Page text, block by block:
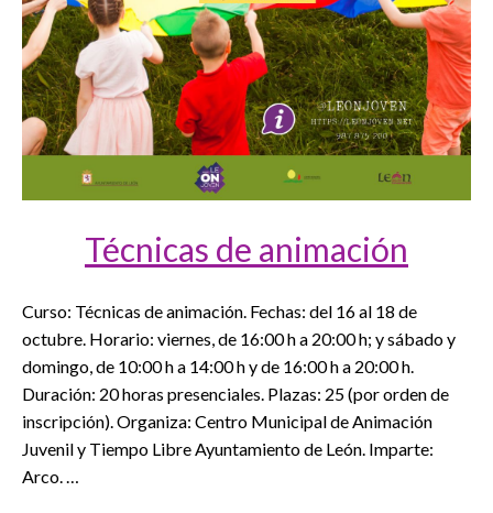
Técnicas de animación
Curso: Técnicas de animación. Fechas: del 16 al 18 de
octubre. Horario: viernes, de 16:00 h a 20:00 h; y sábado y
domingo, de 10:00 h a 14:00 h y de 16:00 h a 20:00 h.
Duración: 20 horas presenciales. Plazas: 25 (por orden de
inscripción). Organiza: Centro Municipal de Animación
Juvenil y Tiempo Libre Ayuntamiento de León. Imparte:
Arco. …